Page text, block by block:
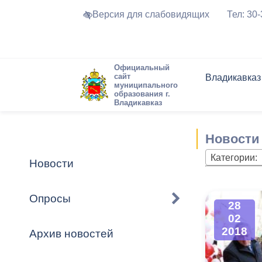
Версия для слабовидящих Тел:
Официальный
сайт
муниципального
образования г.
Владикавказ
Владикавказ
Устав города
Города-
городского
Торги и
Формы
Обратная
Комиссии
График
Новостная
Актуально
Новости
Опросы
Архив новостей
Новости
Категории:
28
02
2018